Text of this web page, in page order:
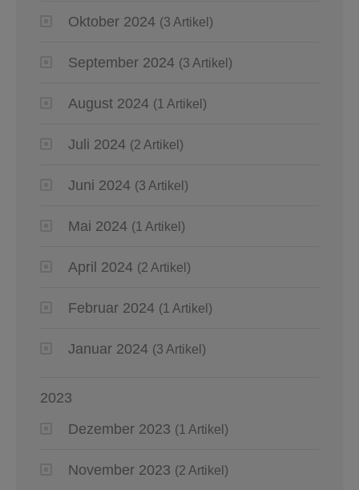
Oktober 2024 (3 Artikel)
September 2024 (3 Artikel)
August 2024 (1 Artikel)
Juli 2024 (2 Artikel)
Juni 2024 (3 Artikel)
Mai 2024 (1 Artikel)
April 2024 (2 Artikel)
Februar 2024 (1 Artikel)
Januar 2024 (3 Artikel)
2023
Dezember 2023 (1 Artikel)
November 2023 (2 Artikel)